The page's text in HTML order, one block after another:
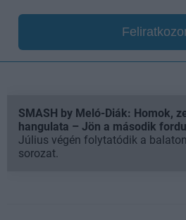
SMASH by Meló-Diák: Homok,
hangulata – Jön a második
Július végén folytatódik a
sorozat.